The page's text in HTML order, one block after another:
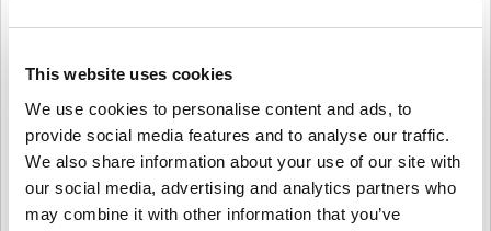
This website uses cookies
We use cookies to personalise content and ads, to
provide social media features and to analyse our traffic.
We also share information about your use of our site with
our social media, advertising and analytics partners who
may combine it with other information that you’ve
grado di passarlo a voi, i nostri clienti. Oltre ad essere economici, ti
sono stati acquistati da fornitori ufficiali.
Una volta acquistato, ti manderemo il codice digitale di ITUNES GIFT
CARD 10 EUR istantaneamente e direttamente al tuo indirizzo mail
precedentemente fornito.(pre-Order prodotti saranno forniti prima
o alla data di rilascio menzionata.)
La nostra Live Chat (24/7) e il nostro eccellente supporto clienti
sono sempre disponibili in caso ci fossero problemi o domande